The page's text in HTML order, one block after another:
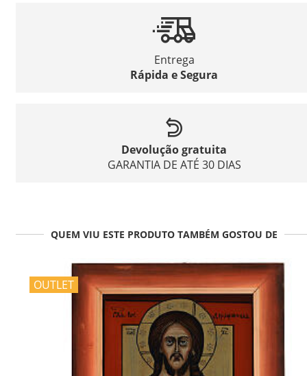
Entrega
Rápida e Segura
Devolução gratuita
GARANTIA DE ATÉ 30 DIAS
QUEM VIU ESTE PRODUTO TAMBÉM GOSTOU DE
OUTLET